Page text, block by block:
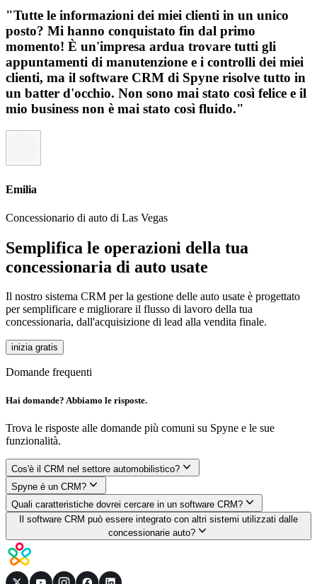
"Tutte le informazioni dei miei clienti in un unico
posto? Mi hanno conquistato fin dal primo
momento! È un'impresa ardua trovare tutti gli
appuntamenti di manutenzione e i controlli dei miei
clienti, ma il software CRM di Spyne risolve tutto in
un batter d'occhio. Non sono mai stato così felice e il
mio business non è mai stato così fluido."
Emilia
Concessionario di auto di Las Vegas
Semplifica le operazioni della tua
concessionaria di auto usate
Il nostro sistema CRM per la gestione delle auto usate è progettato
per semplificare e migliorare il flusso di lavoro della tua
concessionaria, dall'acquisizione di lead alla vendita finale.
inizia gratis
Domande frequenti
Hai domande? Abbiamo le risposte.
Trova le risposte alle domande più comuni su Spyne e le sue
funzionalità.
Cos'è il CRM nel settore automobilistico?
Spyne è un CRM?
Quali caratteristiche dovrei cercare in un software CRM?
Il software CRM può essere integrato con altri sistemi utilizzati dalle
concessionarie auto?